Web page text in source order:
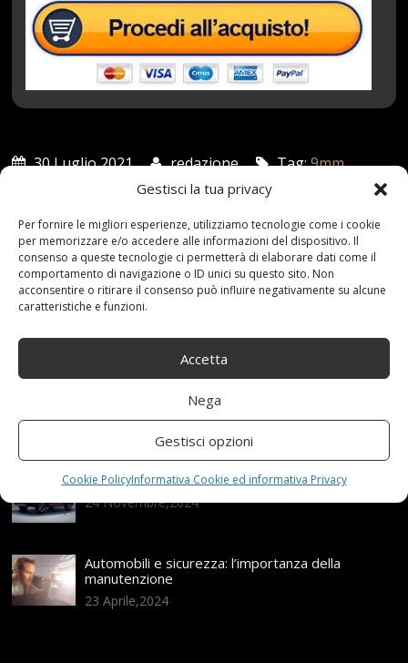
Gestisci la tua privacy
Per fornire le migliori esperienze, utilizziamo tecnologie come i cookie
per memorizzare e/o accedere alle informazioni del dispositivo. Il
consenso a queste tecnologie ci permetterà di elaborare dati come il
comportamento di navigazione o ID unici su questo sito. Non
acconsentire o ritirare il consenso può influire negativamente su alcune
caratteristiche e funzioni.
Accetta
Nega
Gestisci opzioni
Cookie PolicyInformativa Cookie ed informativa Privacy
30 Luglio 2021 redazione Tag:9mm,
Neve,Omologate,PNEUMATICI
Articoli recenti
da sapere
Range Rover: un’icona tra i luxury SUV
25 Novembre,2024
Nuova MG ZS Hybrid+: i SUV si fanno ibridi
24 Novembre,2024
Automobili e sicurezza: l’importanza della
manutenzione
23 Aprile,2024